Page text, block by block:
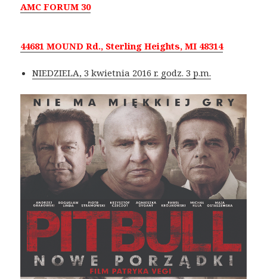
AMC FORUM 30
44681 MOUND Rd., Sterling Heights, MI 48314
NIEDZIELA, 3 kwietnia 2016 r. godz. 3 p.m.